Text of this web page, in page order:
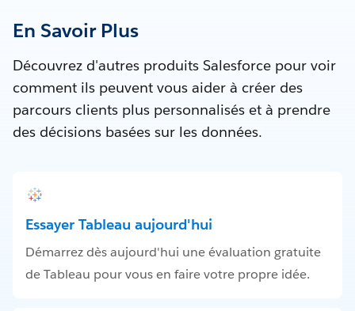
En Savoir Plus
Découvrez d'autres produits Salesforce pour voir
comment ils peuvent vous aider à créer des
parcours clients plus personnalisés et à prendre
des décisions basées sur les données.
Essayer Tableau aujourd'hui
Démarrez dès aujourd'hui une évaluation gratuite
de Tableau pour vous en faire votre propre idée.